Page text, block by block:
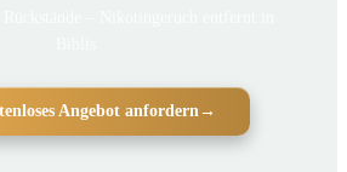
Angebot anfordern →